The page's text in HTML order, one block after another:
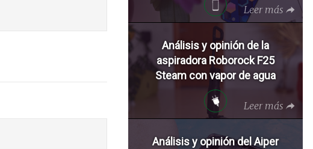
Leer más
Análisis y opinión de la
aspiradora Roborock F25
Steam con vapor de agua
Leer más
Análisis y opinión del Aiper